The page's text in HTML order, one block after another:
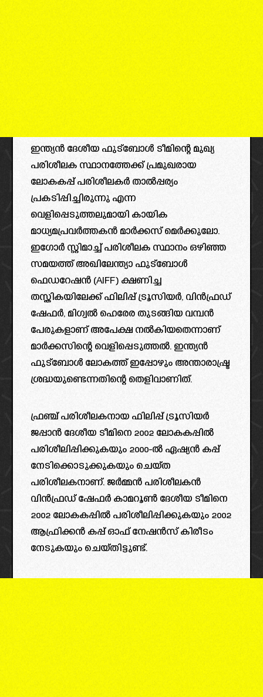
ഇന്ത്യൻ ദേശീയ ഫുട്ബോൾ ടീമിന്റെ മുഖ്യ
പരിശീലക സ്ഥാനത്തേക്ക് പ്രമുഖരായ
ലോകകപ്പ് പരിശീലകർ താൽപ്പര്യം
പ്രകടിപ്പിച്ചിരുന്നു എന്ന
വെളിപ്പെടുത്തലുമായി കായിക
മാധ്യമപ്രവർത്തകൻ മാർക്കസ് മെർക്കുലോ.
ഇഗോർ സ്റ്റിമാച്ച് പരിശീലക സ്ഥാനം ഒഴിഞ്ഞ
സമയത്ത് അഖിലേന്ത്യാ ഫുട്ബോൾ
ഫെഡറേഷൻ (AIFF) ക്ഷണിച്ച
തസ്തികയിലേക്ക് ഫിലിപ്പ് ട്രൂസിയർ, വിൻഫ്രഡ്
ഷേഫർ, മിഗ്വൽ ഹെരേര തുടങ്ങിയ വമ്പൻ
പേരുകളാണ് അപേക്ഷ നൽകിയതെന്നാണ്
മാർക്കസിന്റെ വെളിപ്പെടുത്തൽ. ഇന്ത്യൻ
ഫുട്ബോൾ ലോകത്ത് ഇപ്പോഴും അന്താരാഷ്ട്ര
ശ്രദ്ധയുണ്ടെന്നതിന്റെ തെളിവാണിത്.
ഫ്രഞ്ച് പരിശീലകനായ ഫിലിപ്പ് ട്രൂസിയർ
ജപ്പാൻ ദേശീയ ടീമിനെ 2002 ലോകകപ്പിൽ
പരിശീലിപ്പിക്കുകയും 2000-ൽ ഏഷ്യൻ കപ്പ്
നേടിക്കൊടുക്കുകയും ചെയ്ത
പരിശീലകനാണ്. ജർമ്മൻ പരിശീലകൻ
വിൻഫ്രഡ് ഷേഫർ കാമറൂൺ ദേശീയ ടീമിനെ
2002 ലോകകപ്പിൽ പരിശീലിപ്പിക്കുകയും 2002
ആഫ്രിക്കൻ കപ്പ് ഓഫ് നേഷൻസ് കിരീടം
നേടുകയും ചെയ്തിട്ടുണ്ട്.